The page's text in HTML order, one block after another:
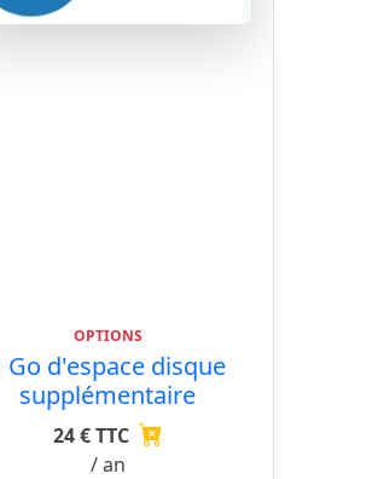
OPTIONS
Go d'espace disque
supplémentaire
24 € TTC
/ an